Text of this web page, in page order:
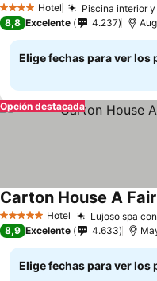
4 EstrellasHotel Piscina interior
8,8 Excelente 4.237
Elige fechas para ver los
Opción destacada
5 Estrellas Hotel Lujoso spa
Carton House A
8,9 Excelente 4.633
Elige fechas para ver los